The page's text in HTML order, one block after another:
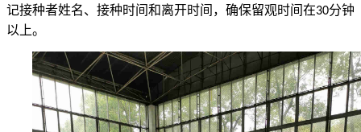
记接种者姓名、接种时间和离开时间，确保留观时间在30分钟
以上。